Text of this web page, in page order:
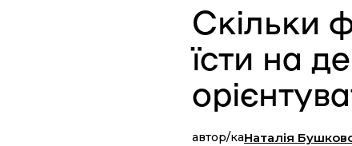
Скільки
їсти на
автор/каНаталія